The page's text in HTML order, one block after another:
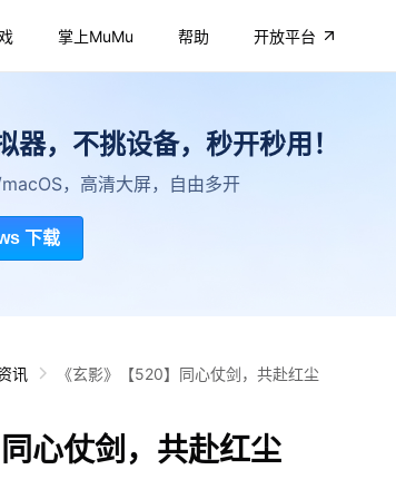
掌上MuMu 帮助 开放平台
器，不挑设备，秒开秒用！
，高清大屏，自由多开
下载
讯 《玄影》【520】同心仗剑，共赴红尘
心仗剑，共赴红尘